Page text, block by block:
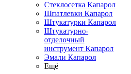
Cтеклосетка Капарол
Шпатлевки Капарол
Штукатурки Капарол
Штукатурно-
отделочный
инструмент Капарол
Эмали Капарол
Ещё